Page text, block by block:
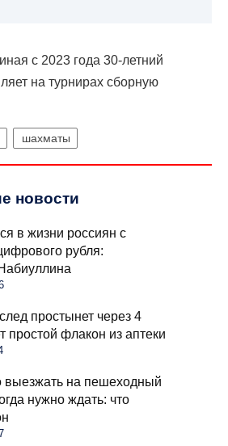
с 2023 года 30-летний
на турнирах сборную
шахматы
новости
в жизни россиян с
рубля:
простынет через 4
простой флакон из аптеки
выезжать на пешеходный
нужно ждать: что